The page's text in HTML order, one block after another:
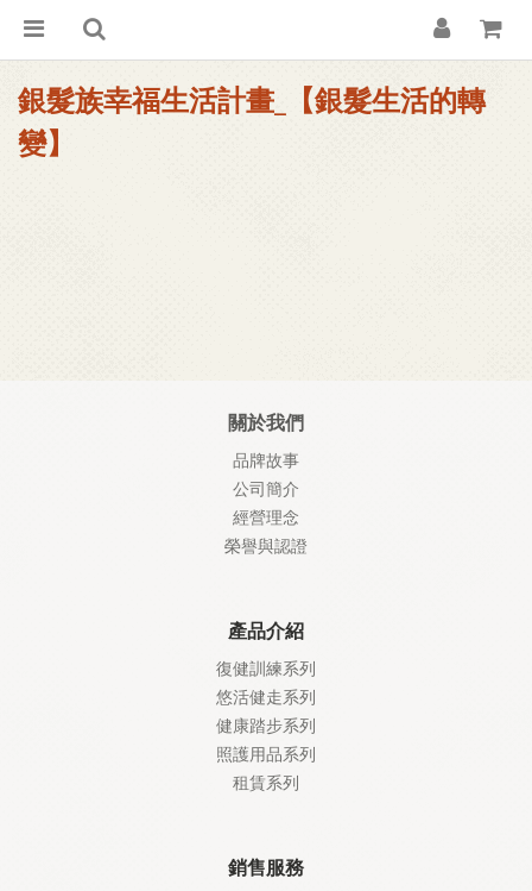
銀髮族幸福生活計畫_【銀髮生活的轉
變】
關於我們
品牌故事
公司簡介
經營理念
榮譽與認證
產品介紹
復健訓練系列
悠活健走系列
健康踏步系列
照護用品系列
租賃系列
銷售服務